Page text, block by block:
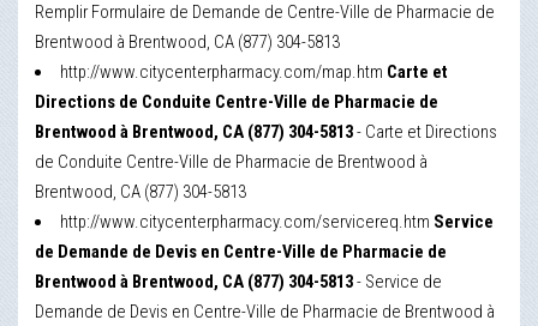
Remplir Formulaire de Demande de Centre-Ville de Pharmacie de
Brentwood à Brentwood, CA (877) 304-5813
http://www.citycenterpharmacy.com/map.htm Carte et
Directions de Conduite Centre-Ville de Pharmacie de
Brentwood à Brentwood, CA (877) 304-5813- Carte et Directions
de Conduite Centre-Ville de Pharmacie de Brentwood à
Brentwood, CA (877) 304-5813
http://www.citycenterpharmacy.com/servicereq.htm Service
de Demande de Devis en Centre-Ville de Pharmacie de
Brentwood à Brentwood, CA (877) 304-5813- Service de
Demande de Devis en Centre-Ville de Pharmacie de Brentwood à